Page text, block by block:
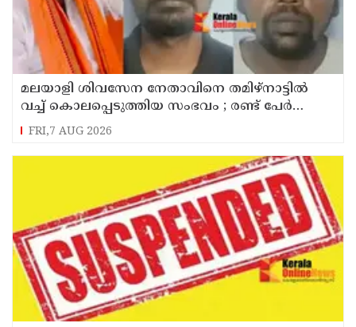
മലയാളി ശിവസേന നേതാവിനെ തമിഴ്നാട്ടിൽ
വച്ച് കൊലപ്പെടുത്തിയ സംഭവം ; രണ്ട് പേർ
പിടിയിൽ
FRI,7 AUG 2026